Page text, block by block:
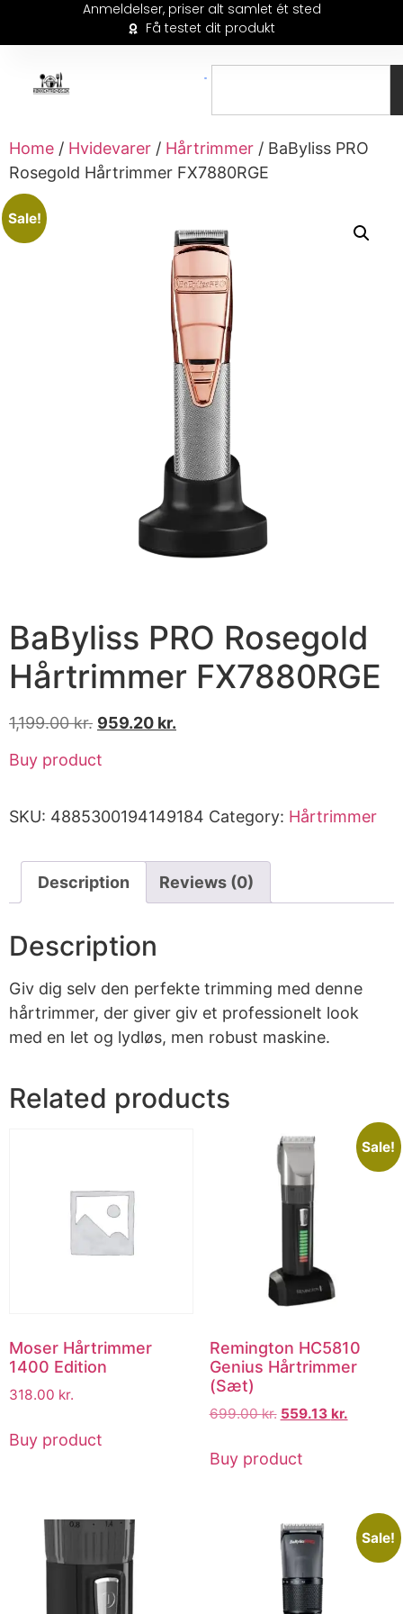
Anmeldelser, priser alt samlet ét sted
Få testet dit produkt
Home / Hvidevarer / Hårtrimmer / BaByliss PRO
Rosegold Hårtrimmer FX7880RGE
Sale!
BaByliss PRO Rosegold
Hårtrimmer FX7880RGE
1,199.00kr. 959.20 kr.
Buy product
SKU: 4885300194149184 Category: Hårtrimmer
Description Reviews (0)
Description
Giv dig selv den perfekte trimming med denne
hårtrimmer, der giver giv et professionelt look
med en let og lydløs, men robust maskine.
Related products
Moser Hårtrimmer
1400 Edition
318.00 kr.
Buy product
Sale!
Remington HC5810
Genius Hårtrimmer
(Sæt)
699.00kr. 559.13 kr.
Buy product
Sale!